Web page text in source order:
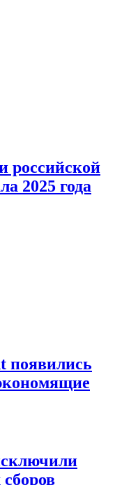
российской
2025 года
появились